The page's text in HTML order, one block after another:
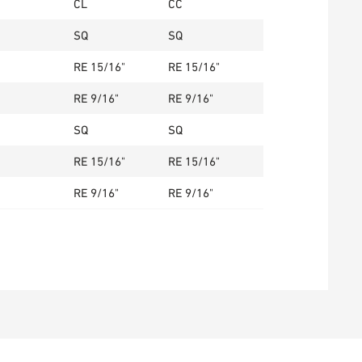
CL CC
SQ SQ
RE 15/16" RE 15/16"
RE 9/16" RE 9/16"
SQ SQ
RE 15/16" RE 15/16"
RE 9/16" RE 9/16"